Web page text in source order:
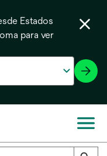
Estados
para ver